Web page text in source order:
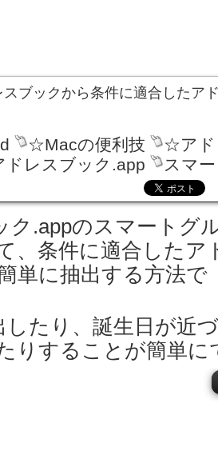
スブックから条件に適合したア
☆Macの便利技
☆アド
ドレスブック.app
スマ
ク.appのスマートグ
、条件に適合したア
単に抽出する方法で
したり、誕生日が近
りすることが簡単に